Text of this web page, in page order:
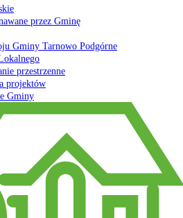
przez Gminę
Gminy Tarnowo Podgórne
przestrzenne
projektów
Gminy